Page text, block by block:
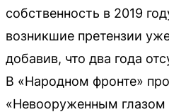
собственность в 2019
возникшие претензии
добавив, что два года
В «Народном фронте»
«Невооруженным